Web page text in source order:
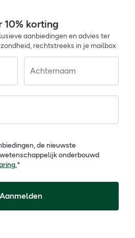
korting
aanbiedingen en advies ter
rechtstreeks in je mailbox
Achternaam
de nieuwste
onderbouwd
*
Aanmelden